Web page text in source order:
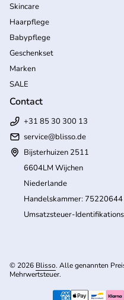
Skincare
Haarpflege
Babypflege
Geschenkset
Marken
SALE
Contact
+31 85 30 300 13
service@blisso.de
Bijsterhuizen 2511
6604LM Wijchen
Niederlande
Handelskammer: 75220644
Umsatzsteuer-
© 2026 Blisso. Alle genannten
Mehrwertsteuer.
(Link öffnet in neuem